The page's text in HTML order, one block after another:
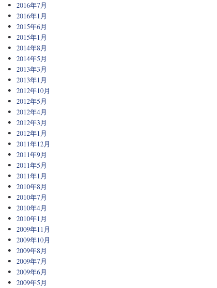
2016年7月
2016年1月
2015年6月
2015年1月
2014年8月
2014年5月
2013年3月
2013年1月
2012年10月
2012年5月
2012年4月
2012年3月
2012年1月
2011年12月
2011年9月
2011年5月
2011年1月
2010年8月
2010年7月
2010年4月
2010年1月
2009年11月
2009年10月
2009年8月
2009年7月
2009年6月
2009年5月